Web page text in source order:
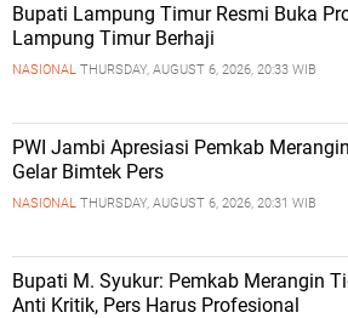
Bupati Lampung Timur Resmi Buka
Lampung Timur Berhaji
NASIONAL THURSDAY, AUGUST 6, 2026, 20:33 WIB
PWI Jambi Apresiasi Pemkab Merangin
Gelar Bimtek Pers
NASIONAL THURSDAY, AUGUST 6, 2026, 20:31 WIB
Bupati M. Syukur: Pemkab Merangin
Anti Kritik, Pers Harus Profesional